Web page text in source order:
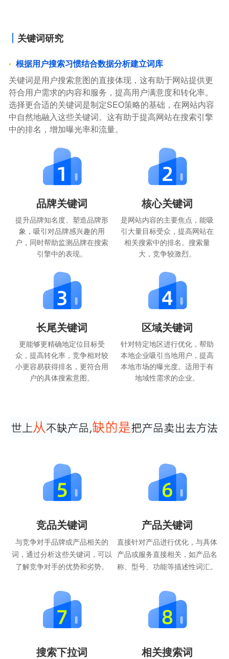
关键词研究
根据用户搜索习惯结合数据分析建立词库
关键词是用户搜索意图的直接体现，这有助于网站提供更
符合用户需求的内容和服务，提高用户满意度和转化率。
选择更合适的关键词是制定SEO策略的基础，在网站内容
中自然地融入这些关键词。这有助于提高网站在搜索引擎
中的排名，增加曝光率和流量。
品牌关键词
提升品牌知名度、塑造品牌形
象，吸引对品牌感兴趣的用
户，同时帮助监测品牌在搜索
引擎中的表现。
核心关键词
是网站内容的主要焦点，能吸
引大量目标受众，提高网站在
相关搜索中的排名。搜索量
大，竞争较激烈。
长尾关键词
更能够更精确地定位目标受
众，提高转化率，竞争相对较
小更容易获得排名，更符合用
户的具体搜索意图。
区域关键词
针对特定地区进行优化，帮助
本地企业吸引当地用户，提高
本地市场的曝光度。适用于有
地域性需求的企业。
竞品关键词
与竞争对手品牌或产品相关的
词，通过分析这些关键词，可以
了解竞争对手的优势和劣势。
产品关键词
直接针对产品进行优化，与具体
产品或服务直接相关，如产品名
称、型号、功能等描述性词汇。
搜索下拉词 相关搜索词